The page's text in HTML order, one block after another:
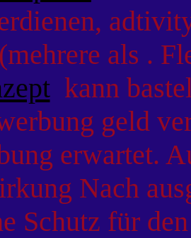
als .
kann
geld
erwartet.
Nach
Schutz für